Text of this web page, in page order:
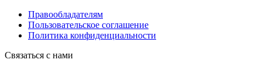
Правообладателям
Пользовательское соглашение
Политика конфиденциальности
Связаться с нами